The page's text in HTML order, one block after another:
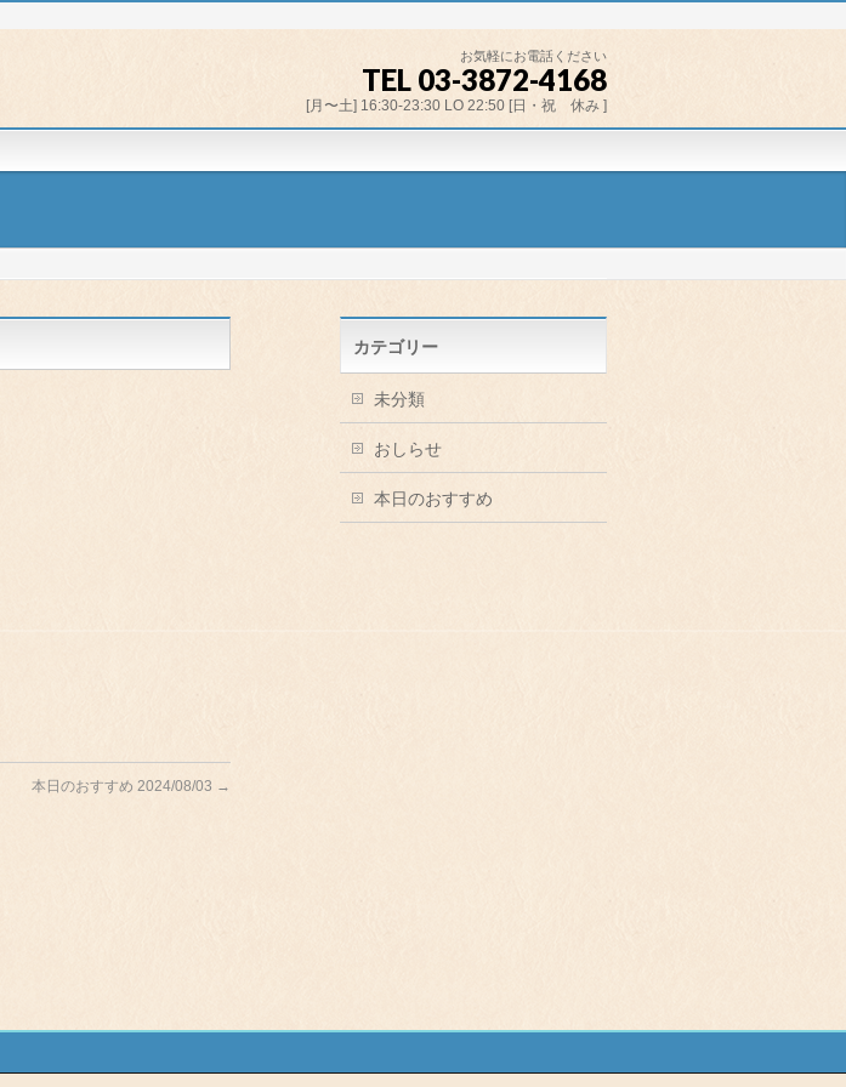
お気軽にお電話ください
TEL 03-3872-4168
[月〜土] 16:30-23:30 LO 22:50 [日・祝 休み ]
本日のおすすめ 2024/08/03 →
カテゴリー
未分類
おしらせ
本日のおすすめ